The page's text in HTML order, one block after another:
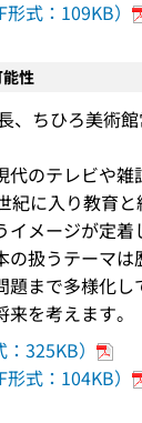
式：109KB）
性
、ちひろ美術
代のテレビや雑
紀に入り教育
イメージが定
の扱うテーマ
題まで多様化し
を考えます。
325KB）
式：104KB）